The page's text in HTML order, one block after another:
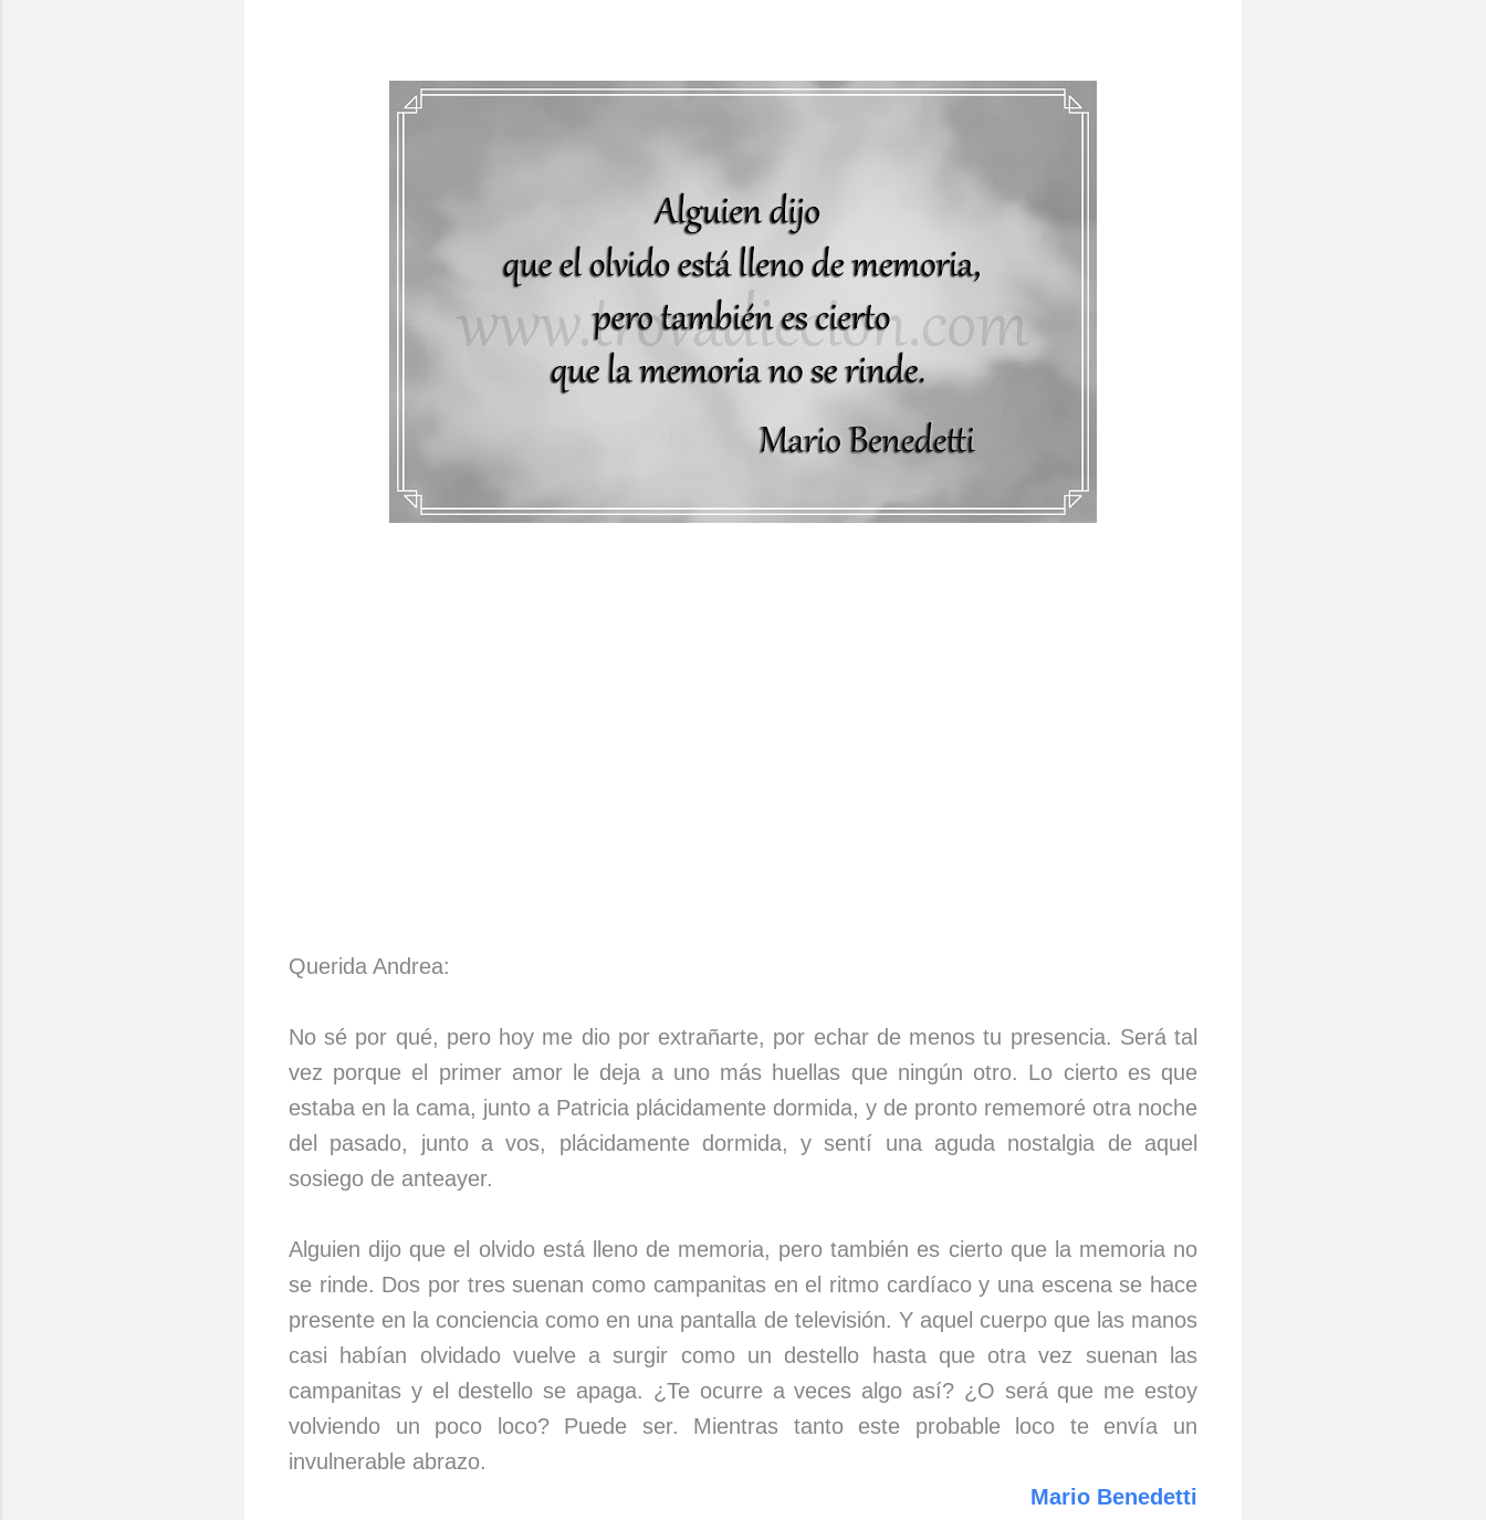
Querida Andrea:
No sé por qué, pero hoy me dio por extrañarte, por echar de menos tu presencia. Será tal
vez porque el primer amor le deja a uno más huellas que ningún otro. Lo cierto es que
estaba en la cama, junto a Patricia plácidamente dormida, y de pronto rememoré otra noche
del pasado, junto a vos, plácidamente dormida, y sentí una aguda nostalgia de aquel
sosiego de anteayer.
Alguien dijo que el olvido está lleno de memoria, pero también es cierto que la memoria no
se rinde. Dos por tres suenan como campanitas en el ritmo cardíaco y una escena se hace
presente en la conciencia como en una pantalla de televisión. Y aquel cuerpo que las manos
casi habían olvidado vuelve a surgir como un destello hasta que otra vez suenan las
campanitas y el destello se apaga. ¿Te ocurre a veces algo así? ¿O será que me estoy
volviendo un poco loco? Puede ser. Mientras tanto este probable loco te envía un
invulnerable abrazo.
Mario Benedetti